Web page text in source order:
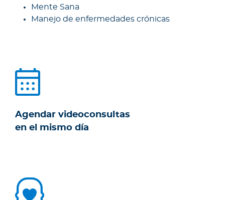
Mente Sana
Manejo de enfermedades crónicas
Agendar videoconsultas
en el mismo día